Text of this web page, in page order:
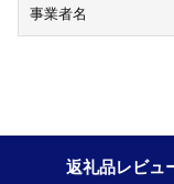
事業者名
返礼品レビュ